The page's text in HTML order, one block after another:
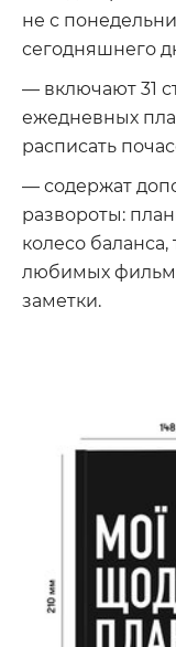
не с
сегодняшнего
— включают 31
ежедневных
расписать
— содержат
развороты:
колесо
любимых
заметки.